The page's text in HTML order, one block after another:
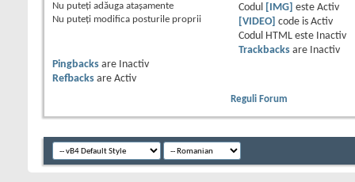
Nu puteţi adăuga ataşamente
Nu puteţi modifica posturile proprii
Codul
[IMG] este Activ
[VIDEO]
code is Activ
Codul HTML este
Inactiv
Trackbacksare
Inactiv
Pingbacks are
Inactiv
Refbacks are Activ
Reguli Forum